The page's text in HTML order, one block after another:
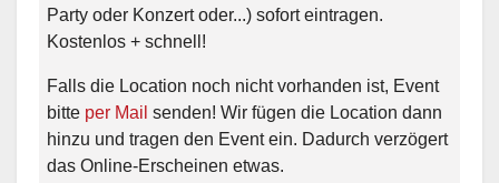
Party oder Konzert oder...) sofort eintragen.
Kostenlos + schnell!
Falls die Location noch nicht vorhanden ist, Event
bitte per Mail senden! Wir fügen die Location dann
hinzu und tragen den Event ein. Dadurch verzögert
das Online-Erscheinen etwas.